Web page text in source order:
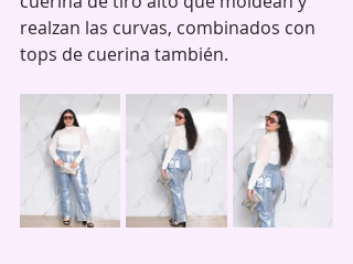
realzan las curvas, combinados con
tops de cuerina también.